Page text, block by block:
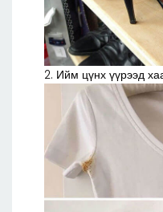
2. Ийм цүнх үүрээд